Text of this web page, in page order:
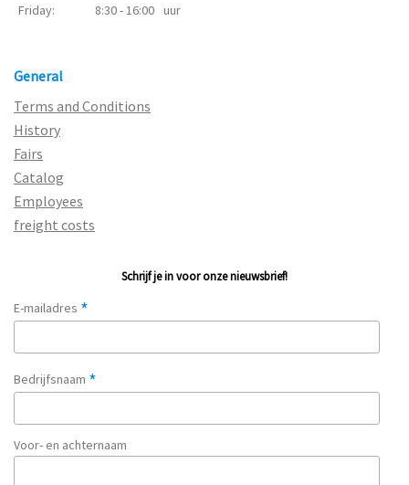
Friday:
8:30 - 16:00 uur
General
Terms and Conditions
History
Fairs
Catalog
Employees
freight costs
Schrijf je in voor onze nieuwsbrief!
E-mailadres *
Bedrijfsnaam *
Voor- en achternaam